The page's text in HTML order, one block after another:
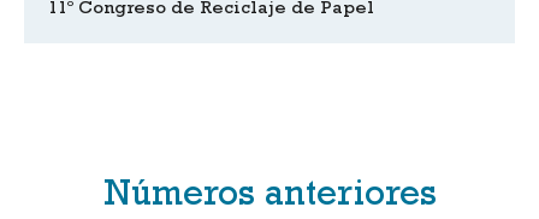
11º Congreso de Reciclaje de Papel
Números anteriores